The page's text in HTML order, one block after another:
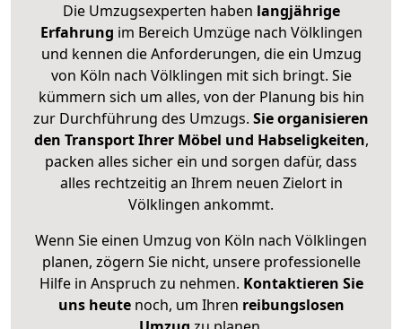
Die Umzugsexperten haben langjährige
Erfahrung im Bereich Umzüge nach Völklingen
und kennen die Anforderungen, die ein Umzug
von Köln nach Völklingen mit sich bringt. Sie
kümmern sich um alles, von der Planung bis hin
zur Durchführung des Umzugs. Sie organisieren
den Transport Ihrer Möbel und Habseligkeiten,
packen alles sicher ein und sorgen dafür, dass
alles rechtzeitig an Ihrem neuen Zielort in
Völklingen ankommt.
Wenn Sie einen Umzug von Köln nach Völklingen
planen, zögern Sie nicht, unsere professionelle
Hilfe in Anspruch zu nehmen. Kontaktieren Sie
uns heutenoch, um Ihren reibungslosen